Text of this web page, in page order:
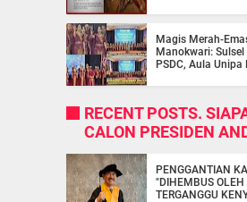
Magis Merah-
Manokwari:
PSDC, Aula Unipa
RECENT POSTS.
CALON PRESIDEN
PENGGANTIAN
"DIHEMBUS
TERGANGGU